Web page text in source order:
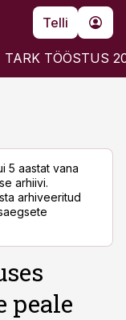
Telli
TARK TÖÖSTUS
5 aastat vana
arhiivi.
arhiveeritud
peale